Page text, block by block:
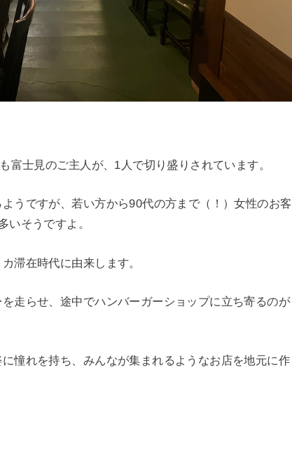
富士見のご主人が、1人で切り盛りされています。
うですが、若い方から90代の方まで（！）女性のお客
いそうですよ。
滞在時代に由来します。
走らせ、途中でハンバーガーショップに立ち寄るのが
憧れを持ち、みんなが集まれるようなお店を地元に作